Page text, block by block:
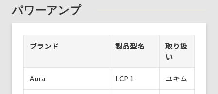
パワーアンプ
ブランド 製品型名
取り扱
い
Aura LCP 1 ユキム